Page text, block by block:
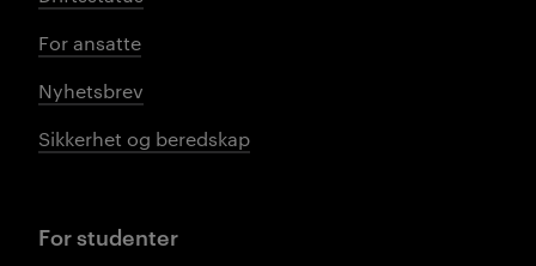
For ansatte
Nyhetsbrev
Sikkerhet og beredskap
For studenter